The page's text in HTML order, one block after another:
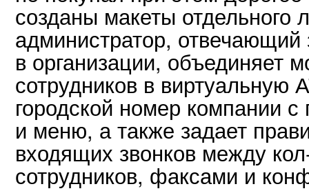
созданы макеты отдельного
администратор,
в организации, объединяет
сотрудников в
городской номер компании
и меню, а также задает
входящих звонков между
сотрудников, факсами и